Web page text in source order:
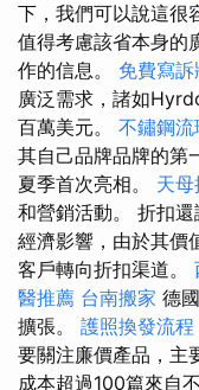
下，我們可以說這很
值得考慮該省本身的
作的信息。 免費寫訴
廣泛需求，諸如
百萬美元。 不鏽鋼流
其自己品牌品牌的第
夏季首次亮相。 天
和營銷活動。 折扣
經濟影響，由於其價
客戶轉向折扣渠道。
醫推薦 台南搬家 德
擴張。 護照換發流程
要關注廉價產品，主
成本超過100篇來自